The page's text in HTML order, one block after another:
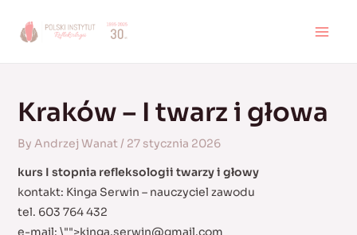
Kraków – I twarz i głowa
By Andrzej Wanat/ 27 stycznia 2026
kurs I stopnia refleksologii twarzy i głowy
kontakt: Kinga Serwin – nauczyciel zawodu
tel. 603 764 432
e-mail: \"">kinga.serwin@gmail.com